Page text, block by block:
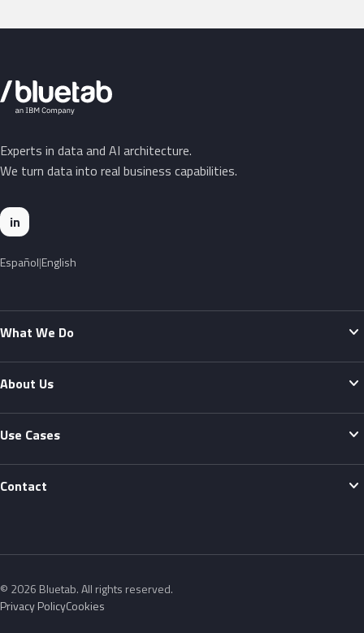
Experts in data and AI architecture.
We turn data into real business capabilities.
in
Español English
What We Do expand_more
About Us expand_more
Use Cases expand_more
Contact expand_more
© 2026 Bluetab. All rights reserved.
Privacy PolicyCookies